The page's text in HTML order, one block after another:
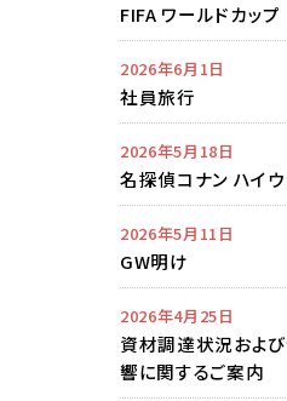
FIFA ワールドカップ
2026年6月1日
社員旅行
2026年5月18日
名探偵コナン ハイ
2026年5月11日
GW明け
2026年4月25日
資材調達状況およ
響に関するご案内